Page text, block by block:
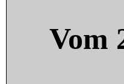
Vom